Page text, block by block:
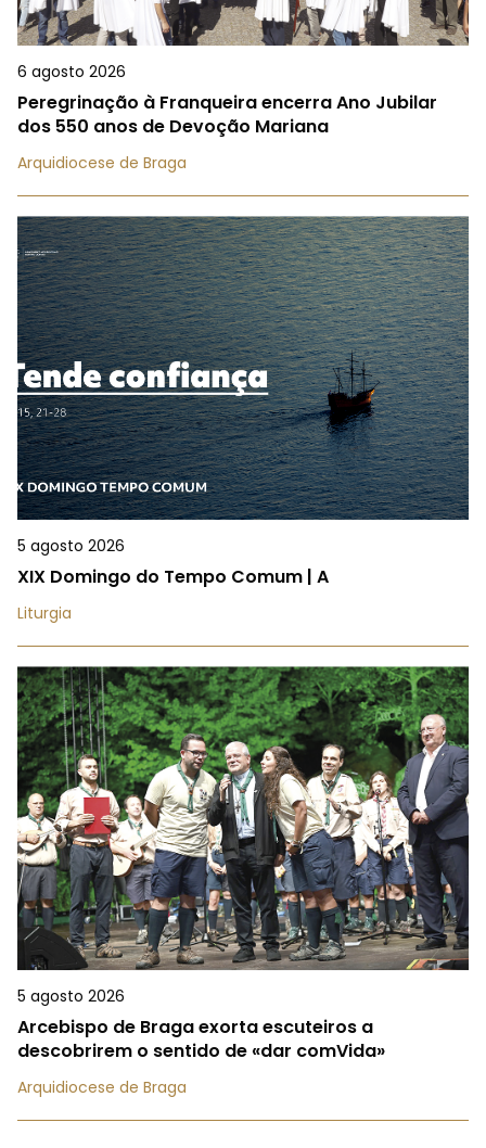
6 agosto 2026
Peregrinação à Franqueira encerra Ano Jubilar
dos 550 anos de Devoção Mariana
Arquidiocese de Braga
5 agosto 2026
XIX Domingo do Tempo Comum | A
Liturgia
5 agosto 2026
Arcebispo de Braga exorta escuteiros a
descobrirem o sentido de «dar comVida»
Arquidiocese de Braga